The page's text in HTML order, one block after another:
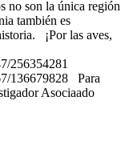
no son la única región
también es
¡Por las aves,
256354281
136679828 Para
Asociaado